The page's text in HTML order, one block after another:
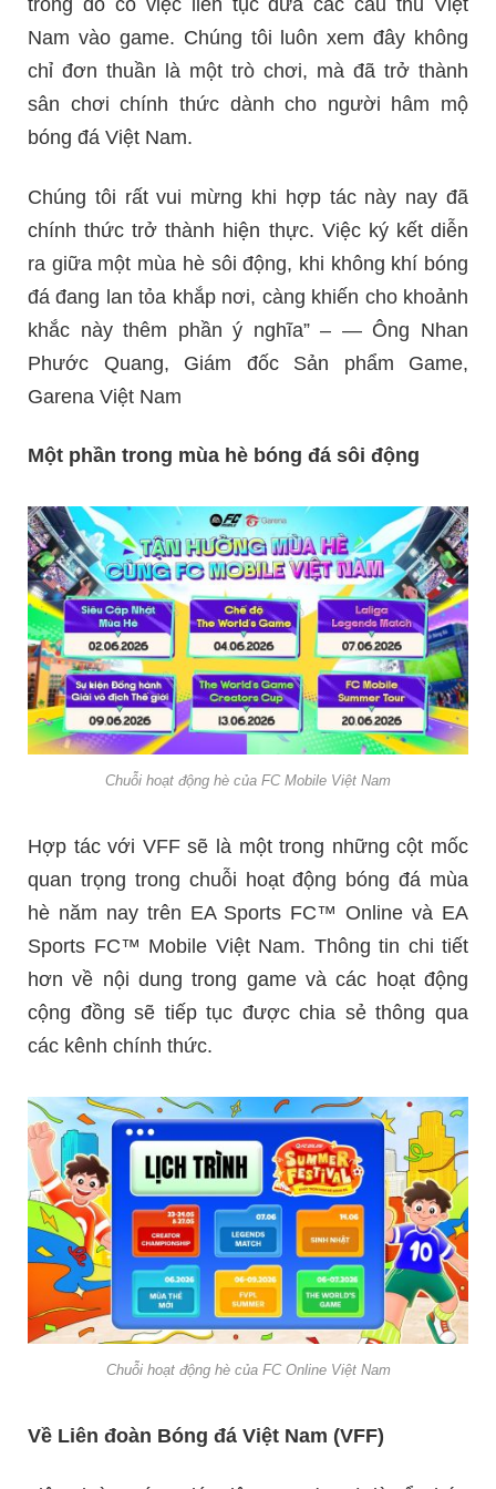
trong đó có việc liên tục đưa các cầu thủ Việt
Nam vào game. Chúng tôi luôn xem đây không
chỉ đơn thuần là một trò chơi, mà đã trở thành
sân chơi chính thức dành cho người hâm mộ
bóng đá Việt Nam.
Chúng tôi rất vui mừng khi hợp tác này nay đã
chính thức trở thành hiện thực. Việc ký kết diễn
ra giữa một mùa hè sôi động, khi không khí bóng
đá đang lan tỏa khắp nơi, càng khiến cho khoảnh
khắc này thêm phần ý nghĩa” – — Ông Nhan
Phước Quang, Giám đốc Sản phẩm Game,
Garena Việt Nam
Một phần trong mùa hè bóng đá sôi động
Chuỗi hoạt động hè của FC Mobile Việt Nam
Hợp tác với VFF sẽ là một trong những cột mốc
quan trọng trong chuỗi hoạt động bóng đá mùa
hè năm nay trên EA Sports FC™ Online và EA
Sports FC™ Mobile Việt Nam. Thông tin chi tiết
hơn về nội dung trong game và các hoạt động
cộng đồng sẽ tiếp tục được chia sẻ thông qua
các kênh chính thức.
Chuỗi hoạt động hè của FC Online Việt Nam
Về Liên đoàn Bóng đá Việt Nam (VFF)